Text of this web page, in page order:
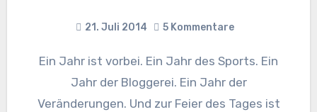
21. Juli 2014 5 Kommentare
Ein Jahr ist vorbei. Ein Jahr des Sports. Ein
Jahr der Bloggerei. Ein Jahr der
Veränderungen. Und zur Feier des Tages ist